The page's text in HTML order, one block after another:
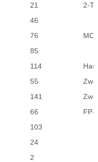
21
2-
46
76
MC
85
114
55
141
66
FP-
103
24
2